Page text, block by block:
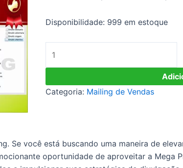
Disponibilidade: 999 em estoque
Oferta
Em
quantidade
Categoria: Mailing de Vendas
Se você está buscando uma maneira de
oportunidade de aproveitar a Mega